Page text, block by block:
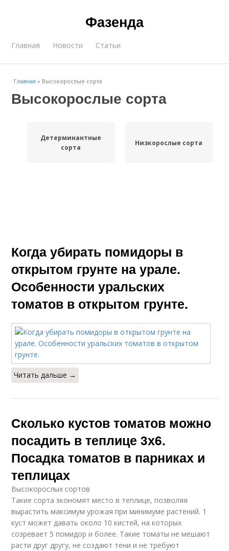
Фазенда
Главная Новости Статьи
Главная » Высокорослые сорта
Высокорослые сорта
Детерминантные
сорта
Низкорослые сорта
Когда убирать помидоры в
открытом грунте на урале.
Особенности уральских
томатов в открытом грунте.
Читать дальше →
Сколько кустов томатов можно
посадить в теплице 3х6.
Посадка томатов в парниках и
теплицах
Высокорослых сортов
Такие сорта экономят место в теплице, позволяя
вырастить максимум урожая при минимуме растений. 1
куст может давать около 10 кистей, на которых
созревает 5 помидор и более. Такие томаты не мешают
расти друг другу, не создают тени и не требуют